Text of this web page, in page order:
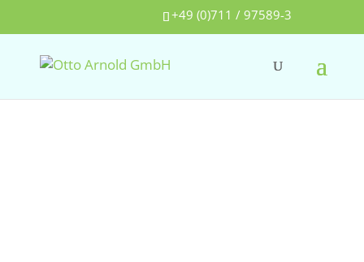
+49 (0)711 / 97589-3